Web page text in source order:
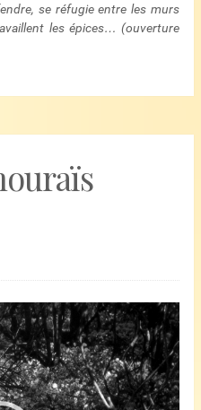
se réfugie entre les murs
les épices… (ouverture